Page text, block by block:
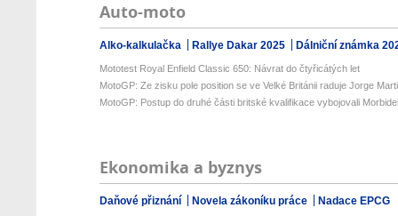
Auto-moto
Alko-kalkulačka Rallye Dakar 2025 Dálniční známka
Mototest Royal Enfield Classic 650: Návrat do čtyřicátých let
MotoGP: Ze zisku pole position se ve Velké Británii raduje Jorge
MotoGP: Postup do druhé části britské kvalifikace vybojovali
Ekonomika a byznys
Daňové přiznání Novela zákoníku práce Nadace EPCG